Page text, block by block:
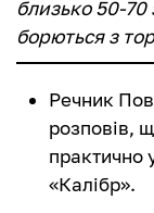
близько 50-
борються з
Речник
розповів,
практично
«Калібр».